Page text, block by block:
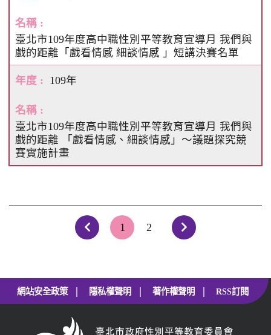
臺北市109年度高中職性別平等教育宣導月 我們與
戲的距離「戲看情感 細談情感 」短講決賽名單
109年
臺北市109年度高中職性別平等教育宣導月 我們與
戲的距離 「戲看情感、細談情感」～議題探究競
賽實施計畫
上一頁1 2 下一頁
網站安全政策 | 隱私權聲明 | 著作權聲明 | RSS訂閱